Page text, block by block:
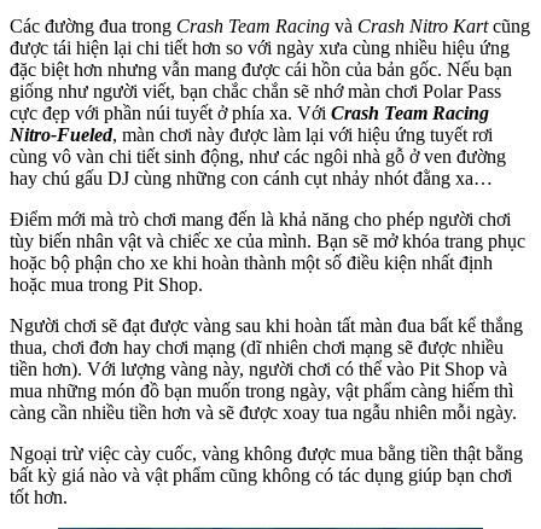
Các đường đua trong Crash Team Racing và Crash Nitro Kartcũng
được tái hiện lại chi tiết hơn so với ngày xưa cùng nhiều hiệu ứng
đặc biệt hơn nhưng vẫn mang được cái hồn của bản gốc. Nếu bạn
giống như người viết, bạn chắc chắn sẽ nhớ màn chơi Polar Pass
cực đẹp với phần núi tuyết ở phía xa. Với Crash Team Racing
Nitro-Fueled, màn chơi này được làm lại với hiệu ứng tuyết rơi
cùng vô vàn chi tiết sinh động, như các ngôi nhà gỗ ở ven đường
hay chú gấu DJ cùng những con cánh cụt nhảy nhót đằng xa…
Điểm mới mà trò chơi mang đến là khả năng cho phép người chơi
tùy biến nhân vật và chiếc xe của mình. Bạn sẽ mở khóa trang phục
hoặc bộ phận cho xe khi hoàn thành một số điều kiện nhất định
hoặc mua trong Pit Shop.
Người chơi sẽ đạt được vàng sau khi hoàn tất màn đua bất kể thắng
thua, chơi đơn hay chơi mạng (dĩ nhiên chơi mạng sẽ được nhiều
tiền hơn). Với lượng vàng này, người chơi có thể vào Pit Shop và
mua những món đồ bạn muốn trong ngày, vật phẩm càng hiếm thì
càng cần nhiều tiền hơn và sẽ được xoay tua ngẫu nhiên mỗi ngày.
Ngoại trừ việc cày cuốc, vàng không được mua bằng tiền thật bằng
bất kỳ giá nào và vật phẩm cũng không có tác dụng giúp bạn chơi
tốt hơn.